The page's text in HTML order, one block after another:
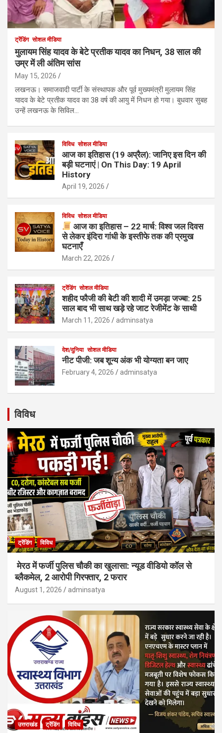
ट्रेंडिंग सोशल मीडिया
मुलायम सिंह यादव के बेटे प्रतीक यादव का निधन, 38 साल की
उम्र में ली अंतिम सांस
May 15, 2026
लखनऊ। समाजवादी पार्टी के संस्थापक और पूर्व मुख्यमंत्री मुलायम सिंह
यादव के बेटे प्रतीक यादव का 38 वर्ष की आयु में निधन हो गया। बुधवार सुबह
उन्हें लखनऊ के सिविल…
विविध सोशल मीडिया
आज का इतिहास (19 अप्रैल): जानिए इस दिन की
बड़ी घटनाएं | On This Day: 19 April
History
April 19, 2026
विविध सोशल मीडिया
आज का इतिहास – 22 मार्च: विश्व जल दिवस
से लेकर इंदिरा गांधी के इस्तीफे तक की प्रमुख
घटनाएँ
March 22, 2026
ट्रेंडिंग सोशल मीडिया
शहीद फौजी की बेटी की शादी में उमड़ा जज्बा: 25
साल बाद भी साथ खड़े रहे जाट रेजीमेंट के साथी
March 11, 2026 adminsatya
देश/दुनिया सोशल मीडिया
नीट पीजी: जब शून्य अंक भी योग्यता बन जाए
February 4, 2026 adminsatya
विविध
ट्रेंडिंग विविध
मेरठ में फर्जी पुलिस चौकी का खुलासा: न्यूड वीडियो कॉल से
ब्लैकमेल, 2 आरोपी गिरफ्तार, 2 फरार
August 1, 2026 adminsatya
उत्तराखंड ट्रेंडिंग विविध